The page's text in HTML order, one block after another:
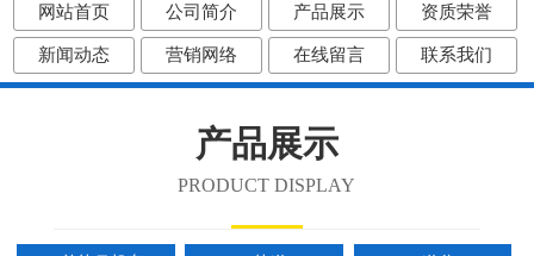
网站首页 公司简介 产品展示 资质荣誉
新闻动态 营销网络 在线留言 联系我们
产品展示
PRODUCT DISPLAY